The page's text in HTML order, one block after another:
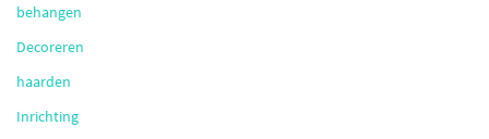
behangen
Decoreren
haarden
Inrichting